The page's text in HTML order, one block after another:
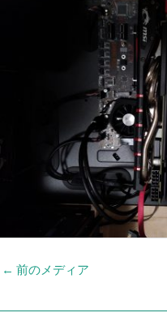
← 前のメディア